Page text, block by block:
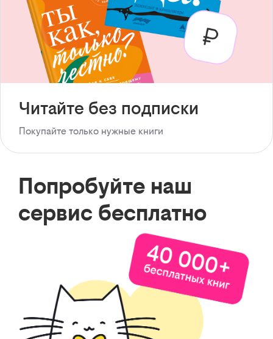
Читайте без подписки
Покупайте только нужные книги
Попробуйте наш
сервис бесплатно